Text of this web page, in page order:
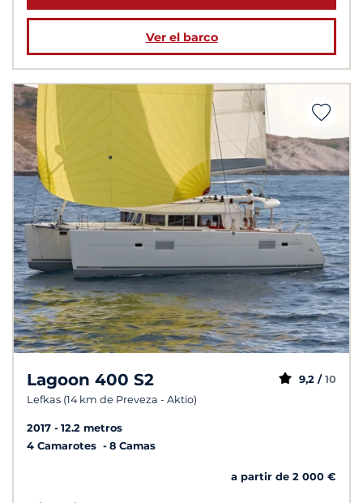
Ver el barco
Lagoon 400 S2
Lefkas (14 km de Preveza - Aktio)
9,2 / 10
2017
12.2 metros
4 Camarotes
8 Camas
a partir de 2 000 €